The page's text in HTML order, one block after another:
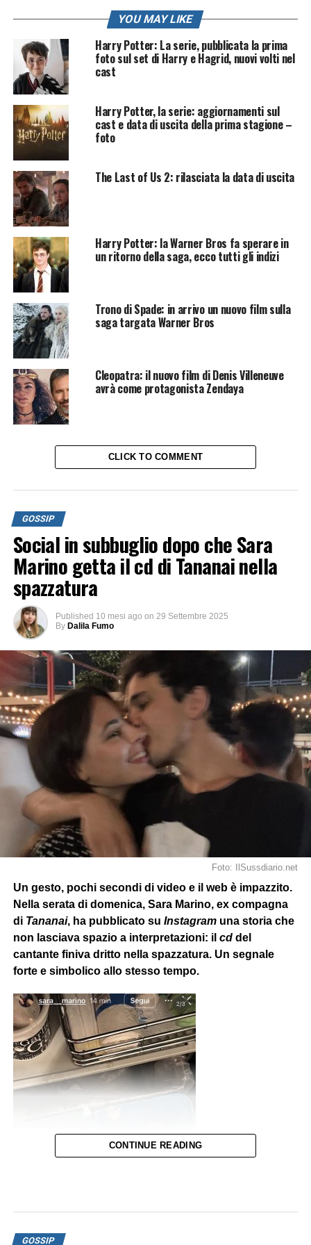
YOU MAY LIKE
Harry Potter: La serie, pubblicata la prima
foto sul set di Harry e Hagrid, nuovi volti nel
cast
Harry Potter, la serie: aggiornamenti sul
cast e data di uscita della prima stagione –
foto
The Last of Us 2: rilasciata la data di uscita
Harry Potter: la Warner Bros fa sperare in
un ritorno della saga, ecco tutti gli indizi
Trono di Spade: in arrivo un nuovo film sulla
saga targata Warner Bros
Cleopatra: il nuovo film di Denis Villeneuve
avrà come protagonista Zendaya
CLICK TO COMMENT
GOSSIP
Social in subbuglio dopo che Sara
Marino getta il cd di Tananai nella
spazzatura
Published 10 mesi ago on 29 Settembre 2025
By Dalila Fumo
Foto: IlSussdiario.net
Un gesto, pochi secondi di video e il web è impazzito.
Nella serata di domenica, Sara Marino, ex compagna
di Tananai, ha pubblicato su Instagramuna storia che
non lasciava spazio a interpretazioni: il cddel
cantante finiva dritto nella spazzatura. Un segnale
forte e simbolico allo stesso tempo.
CONTINUE READING
GOSSIP